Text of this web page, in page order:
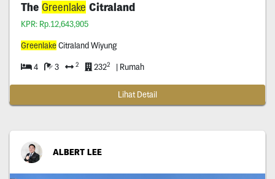
The Greenlake Citraland
KPR: Rp.12,643,905
GreenlakeCitraland Wiyung
4 3 2 2322 | Rumah
Lihat Detail
ALBERT LEE